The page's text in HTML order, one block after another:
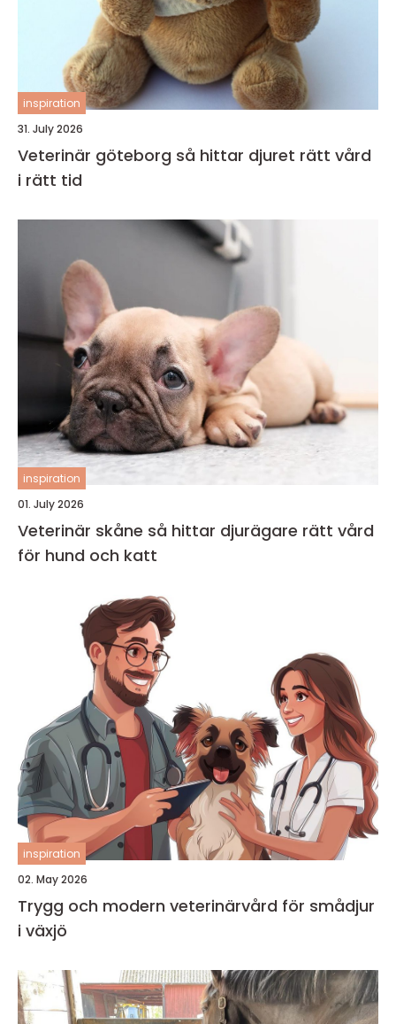
inspiration
31. July 2026
Veterinär göteborg så hittar djuret rätt vård
i rätt tid
inspiration
01. July 2026
Veterinär skåne så hittar djurägare rätt vård
för hund och katt
inspiration
02. May 2026
Trygg och modern veterinärvård för smådjur
i växjö